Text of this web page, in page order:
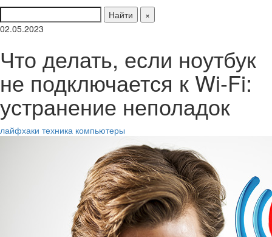
Найти
×
02.05.2023
Что делать, если ноутбук
не подключается к Wi-Fi:
устранение неполадок
лайфхаки техника компьютеры